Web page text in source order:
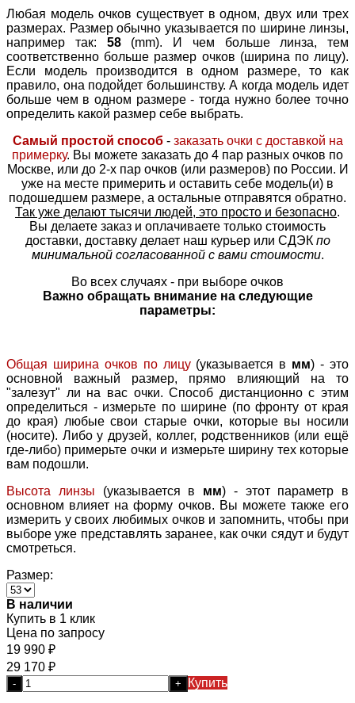
Любая модель очков существует в одном, двух или трех
размерах. Размер обычно указывается по ширине линзы,
например так: 58(mm). И чем больше линза, тем
соответственно больше размер очков (ширина по лицу).
Если модель производится в одном размере, то как
правило, она подойдет большинству. А когда модель идет
больше чем в одном размере - тогда нужно более точно
определить какой размер себе выбрать.
Самый простой способ- заказать очки с доставкой на
примерку. Вы можете заказать до 4 пар разных очков по
Москве, или до 2-х пар очков (или размеров) по России. И
уже на месте примерить и оставить себе модель(и) в
подошедшем размере, а остальные отправятся обратно.
Так уже делают тысячи людей, это просто и безопасно.
Вы делаете заказ и оплачиваете только стоимость
доставки, доставку делает наш курьер или СДЭК по
минимальной согласованной с вами стоимости.
Во всех случаях - при выборе очков
Важно обращать внимание на следующие
параметры:
Общая ширина очков по лицу(указывается в мм) - это
основной важный размер, прямо влияющий на то
"залезут" ли на вас очки. Способ дистанционно с этим
определиться - измерьте по ширине (по фронту от края
до края) любые свои старые очки, которые вы носили
(носите). Либо у друзей, коллег, родственников (или ещё
где-либо) примерьте очки и измерьте ширину тех которые
вам подошли.
Высота линзы (указывается в мм) - этот параметр в
основном влияет на форму очков. Вы можете также его
измерить у своих любимых очков и запомнить, чтобы при
выборе уже представлять заранее, как очки сядут и будут
смотреться.
Размер:
В наличии
Купить в 1 клик
Цена по запросу
19 990 ₽
29 170 ₽
- + Купить